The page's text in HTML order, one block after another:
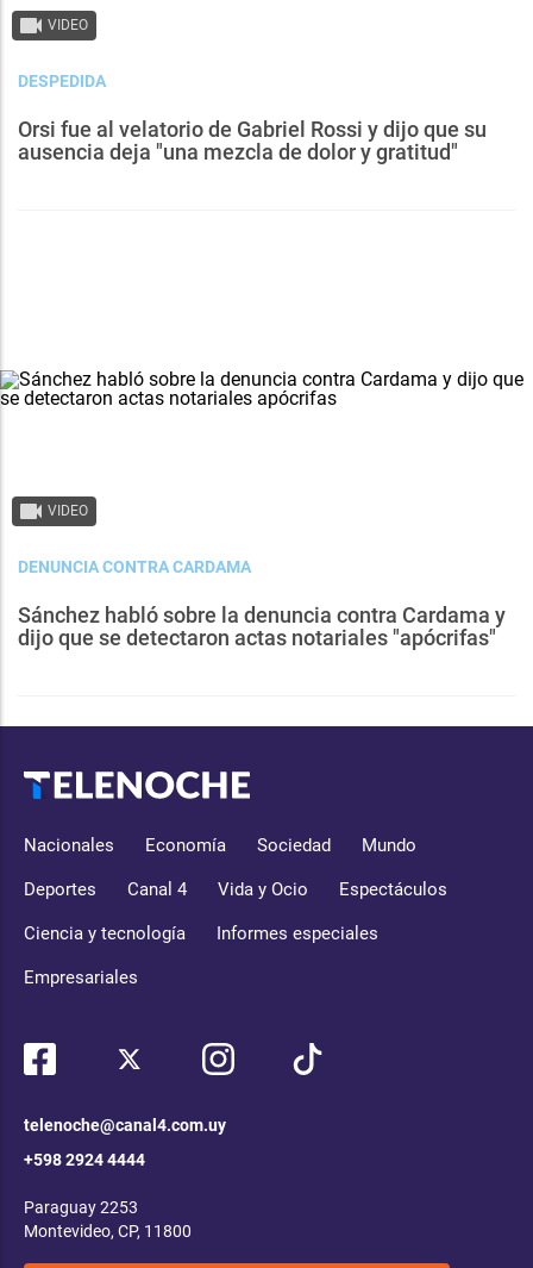
VIDEO
DESPEDIDA
Orsi fue al velatorio de Gabriel Rossi y dijo que su
ausencia deja "una mezcla de dolor y gratitud"
VIDEO
DENUNCIA CONTRA CARDAMA
Sánchez habló sobre la denuncia contra Cardama y
dijo que se detectaron actas notariales "apócrifas"
Nacionales Economía Sociedad Mundo
Deportes Canal 4 Vida y Ocio Espectáculos
Ciencia y tecnología Informes especiales
Empresariales
telenoche@canal4.com.uy
+598 2924 4444
Paraguay 2253
Montevideo, CP, 11800